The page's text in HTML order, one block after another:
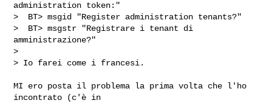
administration token:"
>  BT> msgid "Register administration tenants?"
>  BT> msgstr "Registrare i tenant di
amministrazione?"
>
> Io farei come i francesi.
MI ero posta il problema la prima volta che l'ho
incontrato (c'è in